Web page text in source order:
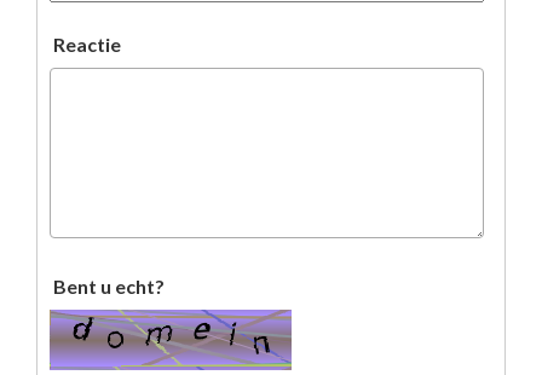
Reactie
Bent u echt?